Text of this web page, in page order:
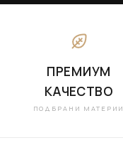
ПРЕМИУМ
КАЧЕСТВО
ПОДБРАНИ МАТЕРИИ